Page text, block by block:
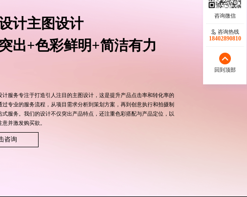
计主图设计
出+色彩鲜明+简洁有力
计服务专注于打造引人注目的主图设计，这是提升产品点击率和转化率的
过专业的服务流程，从项目需求分析到策划方案，再到创意执行和拍摄制
式服务。我们的设计不仅突出产品特点，还注重色彩搭配与产品定位，以
并激发购买欲。
咨询
咨询热线
17723342546
回到顶部
咨询热线
18402890810
回到顶部